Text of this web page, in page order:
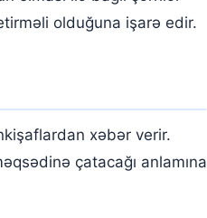
olduğuna işarə edir.
xəbər verir.
çatacağı anlamına